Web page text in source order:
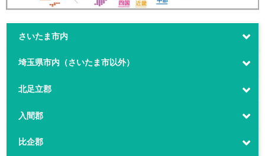
さいたま市内
埼玉県市内（さいたま市以外）
北足立郡
入間郡
比企郡